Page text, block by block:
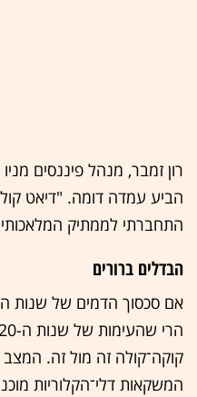
רון זמבר, מנהל פיננסים
הביע עמדה דומה. "דיאט
התחברתי לממתיק
הבדלים ברורים
קוקה־קולה זה מול זה.
המשקאות דלי־הקלוריות